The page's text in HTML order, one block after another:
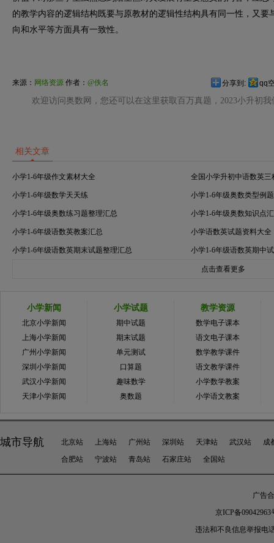
的教学内容的逻辑结构既要与原教材的逻辑性结构具有同一性，又
向和水平等方面具有一致性。
来源： 网络资源 作者： @佚名 分享到: qq
欢迎访问奥数网，您还可以在这里获取百万真题，2023小升初
相关文章
小学1-6年级作文素材大全 全国小学升初中语数英三
小学1-6年级数学天天练 小学1-6年级奥数类型例
小学1-6年级奥数练习题整理汇总 小学1-6年级奥数知识点
小学1-6年级语数英教案汇总 小学语数英试题资料大全
小学1-6年级语数英期末试题整理汇总 小学1-6年级语数英期中
点击查看更多
小学新闻
北京小学新闻
上海小学新闻
广州小学新闻
深圳小学新闻
武汉小学新闻
天津小学新闻
小学试题
期中试题
期末试题
单元测试
口算题
趣味数学
奥数题
教学资源
数学电子课本
语文电子课本
数学教学课件
语文教学课件
小学数学教案
小学语文教案
城市导航 北京站 上海站 广州站 深圳站 天津站 武汉站
成
合肥站
宁波站 青岛站 石家庄站 全国站
广告
京ICP备09042963
违法和不良信息举报电